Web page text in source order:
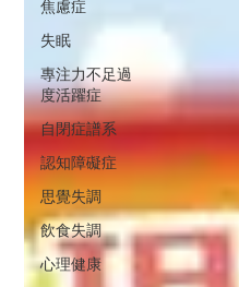
焦慮症
失眠
專注力不足過
度活躍症
自閉症譜系
認知障礙症
思覺失調
飲食失調
心理健康